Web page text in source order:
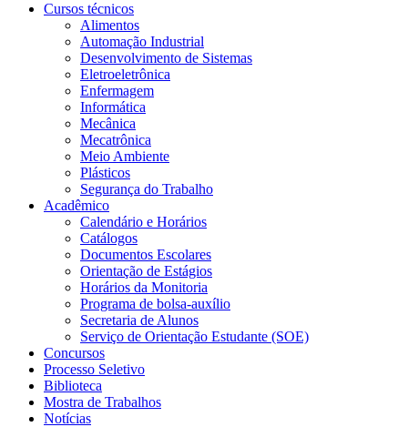
Cursos técnicos
Alimentos
Automação Industrial
Desenvolvimento de Sistemas
Eletroeletrônica
Enfermagem
Informática
Mecânica
Mecatrônica
Meio Ambiente
Plásticos
Segurança do Trabalho
Acadêmico
Calendário e Horários
Catálogos
Documentos Escolares
Orientação de Estágios
Horários da Monitoria
Programa de bolsa-auxílio
Secretaria de Alunos
Serviço de Orientação Estudante (SOE)
Concursos
Processo Seletivo
Biblioteca
Mostra de Trabalhos
Notícias